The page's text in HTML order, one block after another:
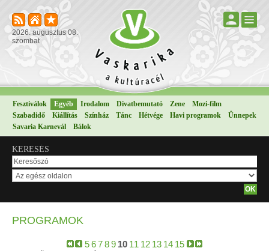
2026. augusztus 08.
szombat
Fesztiválok Egyéb Irodalom Divatbemutató Zene
Mozi-film
Szabadidő
Kiállítás Színház Tánc Hétvége Havi programok
Ünnepek
Savaria Karnevál
Bálok
KERESÉS
PROGRAMOK
56789 10 11 12 13 14 15